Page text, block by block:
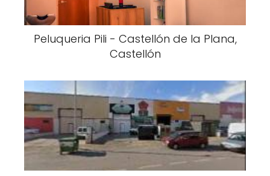
Peluqueria Pili - Castellón de la Plana,
Castellón